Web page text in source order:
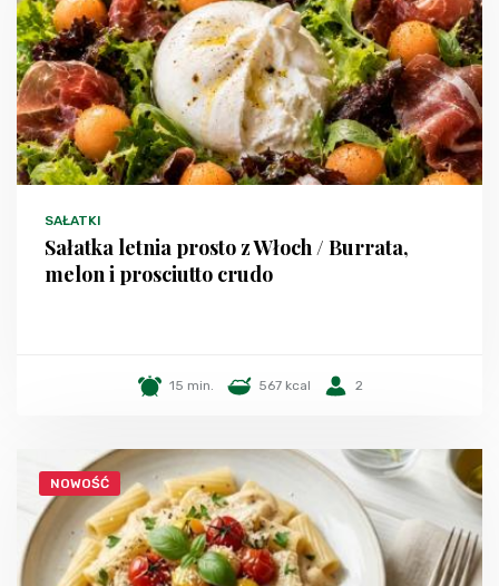
SAŁATKI
Sałatka letnia prosto z Włoch / Burrata,
melon i prosciutto crudo
15 min. 567 kcal 2
NOWOŚĆ